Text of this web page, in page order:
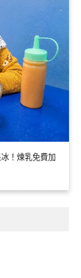
！煉乳免費加